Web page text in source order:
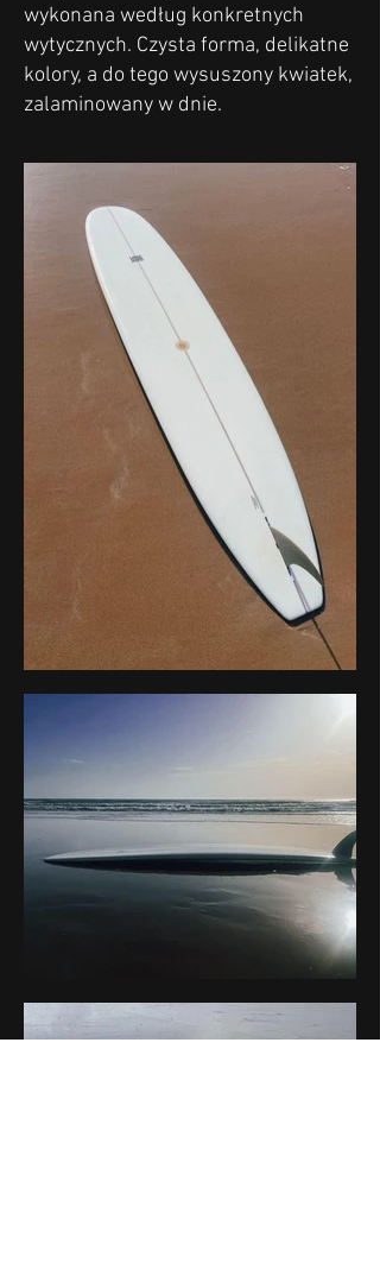
wykonana według konkretnych
wytycznych. Czysta forma, delikatne
kolory, a do tego wysuszony kwiatek,
zalaminowany w dnie.